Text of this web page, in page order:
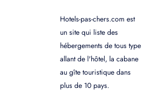
Hotels-pas-chers.com est
un site qui liste des
hébergements de tous type
allant de l'hôtel, la cabane
au gîte touristique dans
plus de 10 pays.